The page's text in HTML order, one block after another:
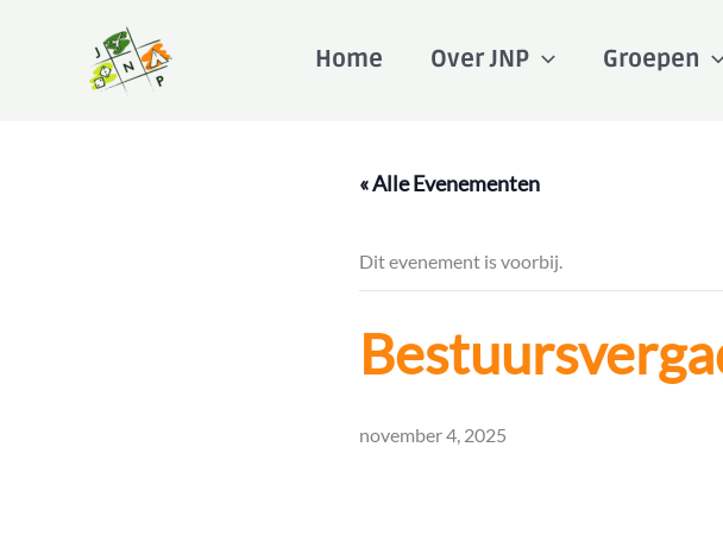
Home Over JNP Groepen
« Alle Evenementen
Dit evenement is voorbij.
november 4, 2025